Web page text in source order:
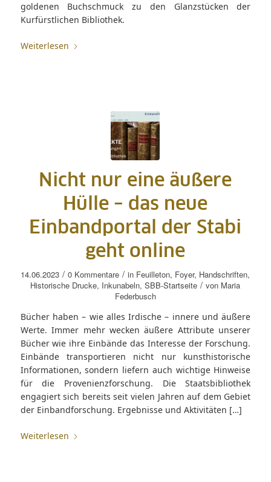
goldenen Buchschmuck zu den Glanzstücken der
Kurfürstlichen Bibliothek.
Weiterlesen
Nicht nur eine äußere
Hülle – das neue
Einbandportal der Stabi
geht online
14.06.2023 / 0 Kommentare / in Feuilleton, Foyer, Handschriften,
Historische Drucke, Inkunabeln,SBB-Startseite / von Maria
Federbusch
Bücher haben – wie alles Irdische – innere und äußere
Werte. Immer mehr wecken äußere Attribute unserer
Bücher wie ihre Einbände das Interesse der Forschung.
Einbände transportieren nicht nur kunsthistorische
Informationen, sondern liefern auch wichtige Hinweise
für die Provenienzforschung. Die Staatsbibliothek
engagiert sich bereits seit vielen Jahren auf dem Gebiet
der Einbandforschung. Ergebnisse und Aktivitäten […]
Weiterlesen